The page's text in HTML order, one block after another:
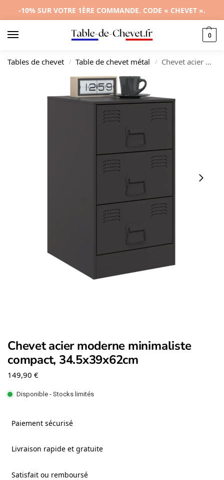
-10% SUR VOTRE 1ÈRE COMMANDE. CODE « CHEVET ».
0
Tables de chevet / Table de chevet métal / Chevet acier moderne minimaliste compact, 34.5x39x62cm
Chevet acier moderne minimaliste
compact, 34.5x39x62cm
149,90 €
Disponible - Stocks limités
Paiement sécurisé
Livraison rapide et gratuite
Satisfait ou remboursé